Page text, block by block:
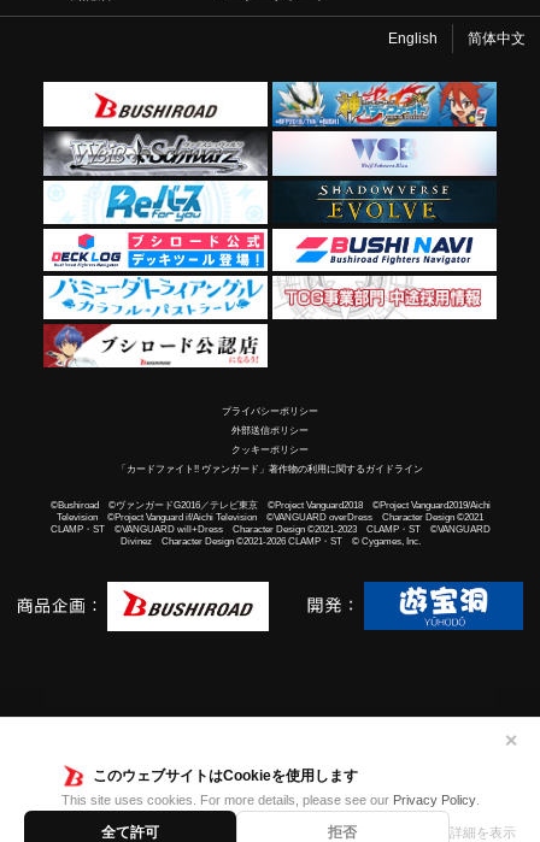
このウェブサイトはCookieを使用します
This site uses cookies. For more details, please see our Privacy Policy.
全て許可 拒否 詳細を表示
✕
English 简体中文
プライバシーポリシー
外部送信ポリシー
クッキーポリシー
「カードファイト!! ヴァンガード」著作物の利用に関するガイドライン
©Bushiroad ©ヴァンガードG2016／テレビ東京 ©Project Vanguard2018 ©Project Vanguard2019/Aichi
Television ©Project Vanguard if/Aichi Television ©VANGUARD overDress Character Design ©2021
CLAMP・ST ©VANGUARD will+Dress Character Design ©2021-2023 CLAMP・ST ©VANGUARD
Divinez Character Design ©2021-2026 CLAMP・ST © Cygames, Inc.